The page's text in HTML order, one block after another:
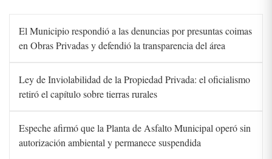
El Municipio respondió a las denuncias por presuntas coimas
en Obras Privadas y defendió la transparencia del área
Ley de Inviolabilidad de la Propiedad Privada: el oficialismo
retiró el capítulo sobre tierras rurales
Espeche afirmó que la Planta de Asfalto Municipal operó sin
autorización ambiental y permanece suspendida